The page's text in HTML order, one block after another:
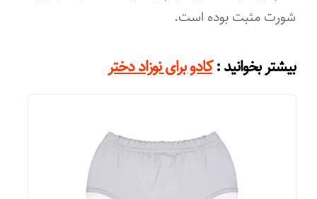
شورت مثبت بوده است.
بیشتر بخوانید: کادو برای نوزاد دختر